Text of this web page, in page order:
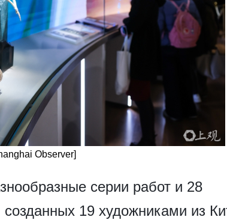
Observer]
серии работ и 28
созданных 19 художниками из